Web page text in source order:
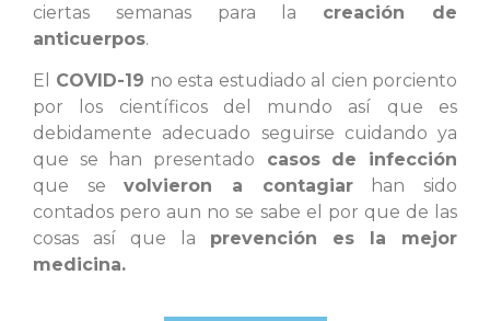
ciertas semanas para la creación de
anticuerpos.
El COVID-19 no esta estudiado al cien porciento
por los científicos del mundo así que es
debidamente adecuado seguirse cuidando ya
que se han presentado casos de infección
que sevolvieron a contagiarhan sido
contados pero aun no se sabe el por que de las
cosas así que la prevención es la mejor
medicina.